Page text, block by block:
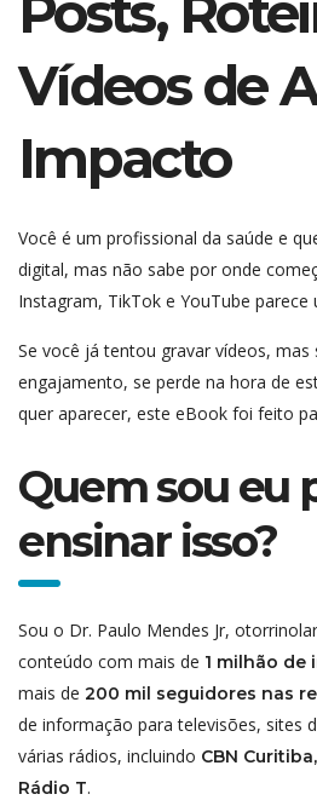
Vídeos de
Impacto
Você é um profissional da saúde e
digital, mas não sabe por onde
Instagram, TikTok e YouTube
Se você já tentou gravar vídeos, mas
engajamento, se perde na hora de
quer aparecer, este eBook foi feito
Quem sou eu
ensinar isso?
Sou o Dr. Paulo Mendes Jr,
conteúdo com mais de 1 milhão de
mais de 200 mil seguidores nas
de informação para televisões, sites
várias rádios, incluindo CBN
Rádio T.